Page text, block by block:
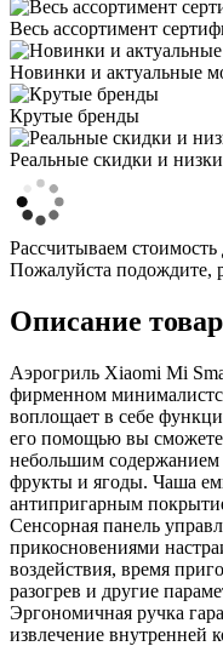
Весь ассортимент
Новинки и актуальные
Крутые бренды
Реальные скидки и
Рассчитываем стоимость
Пожалуйста подождите,
Описание
Аэрогриль Xiaomi Mi
фирменном
воплощает в себе
его помощью вы сможете
небольшим содержанием
фрукты и ягоды. Чаша
антипригарным
Сенсорная панель
прикосновениями
воздействия, время
разогрев и другие
Эргономичная ручка
извлечение внутренней